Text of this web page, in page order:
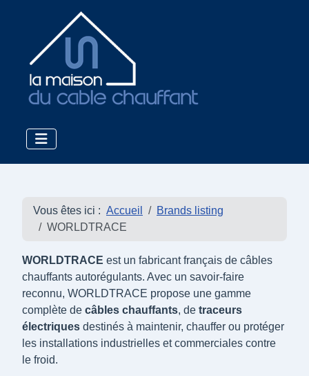
Vous êtes ici : Accueil
Brands listing
WORLDTRACE
WORLDTRACE est un fabricant français de câbles
chauffants autorégulants. Avec un savoir-faire
reconnu, WORLDTRACE propose une gamme
complète de câbles chauffants, de traceurs
électriques destinés à maintenir, chauffer ou protéger
les installations industrielles et commerciales contre
le froid.